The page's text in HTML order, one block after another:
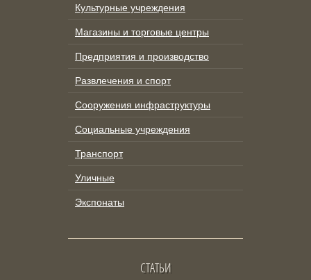
Культурные учреждения
Магазины и торговые центры
Предприятия и производство
Развлечения и спорт
Сооружения инфраструктуры
Социальные учреждения
Транспорт
Уличные
Экспонаты
СТАТЬИ